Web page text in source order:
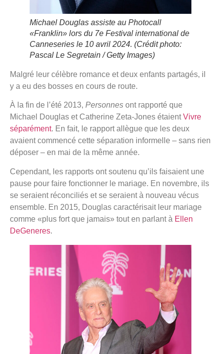
Michael Douglas assiste au Photocall
«Franklin» lors du 7e Festival international de
Canneseries le 10 avril 2024. (Crédit photo:
Pascal Le Segretain / Getty Images)
Malgré leur célèbre romance et deux enfants partagés, il
y a eu des bosses en cours de route.
À la fin de l’été 2013, Personnes ont rapporté que
Michael Douglas et Catherine Zeta-Jones étaientVivre
séparément. En fait, le rapport allègue que les deux
avaient commencé cette séparation informelle – sans rien
déposer – en mai de la même année.
Cependant, les rapports ont soutenu qu’ils faisaient une
pause pour faire fonctionner le mariage. En novembre, ils
se seraient réconciliés et se seraient à nouveau vécus
ensemble. En 2015, Douglas caractérisait leur mariage
comme «plus fort que jamais» tout en parlant à Ellen
DeGeneres.